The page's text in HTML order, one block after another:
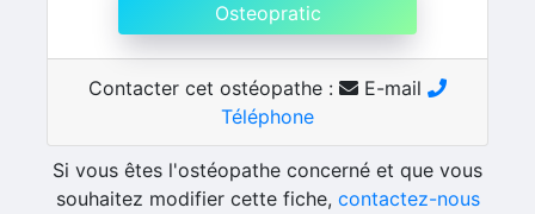
Osteopratic
Contacter cet ostéopathe :
E-mail
Téléphone
Si vous êtes l'ostéopathe concerné et que vous
souhaitez modifier cette fiche, contactez-nous